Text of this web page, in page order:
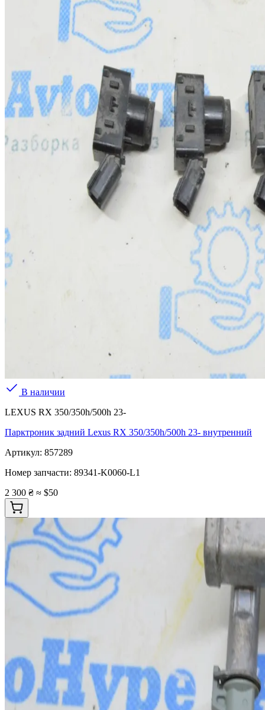
В наличии
LEXUS RX 350/350h/500h 23-
Парктроник задний Lexus RX 350/350h/500h 23- внутренний
Артикул: 857289
Номер запчасти: 89341-K0060-L1
2 300 ₴ ≈ $50